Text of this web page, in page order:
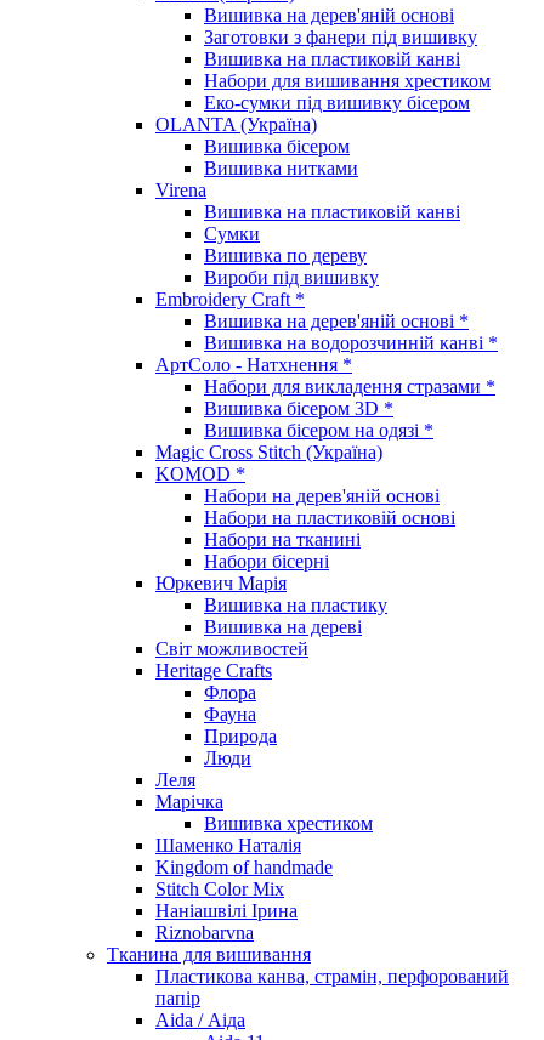
Вишивка на дерев'яній основі
Заготовки з фанери під вишивку
Вишивка на пластиковій канві
Набори для вишивання хрестиком
Еко-сумки під вишивку бісером
OLANTA (Україна)
Вишивка бісером
Вишивка нитками
Virena
Вишивка на пластиковій канві
Сумки
Вишивка по дереву
Вироби під вишивку
Embroidery Craft *
Вишивка на дерев'яній основі *
Вишивка на водорозчинній канві *
АртСоло - Натхнення *
Набори для викладення стразами *
Вишивка бісером 3D *
Вишивка бісером на одязі *
Magic Cross Stitch (Україна)
KOMOD *
Набори на дерев'яній основі
Набори на пластиковій основі
Набори на тканині
Набори бісерні
Юркевич Марія
Вишивка на пластику
Вишивка на дереві
Світ можливостей
Heritage Crafts
Флора
Фауна
Природа
Люди
Леля
Марічка
Вишивка хрестиком
Шаменко Наталія
Kingdom of handmade
Stitch Color Mix
Наніашвілі Ірина
Riznobarvna
Тканина для вишивання
Пластикова канва, страмін, перфорований
папір
Aida / Аіда